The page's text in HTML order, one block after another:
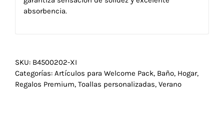
absorbencia.
SKU: B4500202-XI
Categorías: Artículos para Welcome Pack, Baño, Hogar,
Regalos Premium, Toallas personalizadas, Verano